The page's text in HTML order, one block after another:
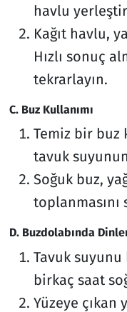
havlu
Kağıt havlu,
Hızlı sonuç
tekrarlayın.
C. Buz Kullanımı
Temiz bir buz
tavuk
Soğuk buz,
toplanmasını
D. Buzdolabında
Tavuk
birkaç saat
Yüzeye çıkan